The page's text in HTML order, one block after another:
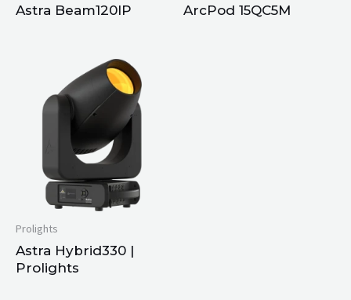
Astra Beam120IP ArcPod 15QC5M
Prolights
Astra Hybrid330 |
Prolights